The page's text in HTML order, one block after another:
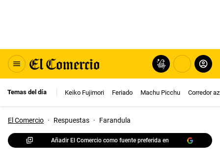
Temas del día Keiko Fujimori Feriado Machu Picchu Corredor
El Comercio · Respuestas · Farandula
Añadir El Comercio como fuente preferida en